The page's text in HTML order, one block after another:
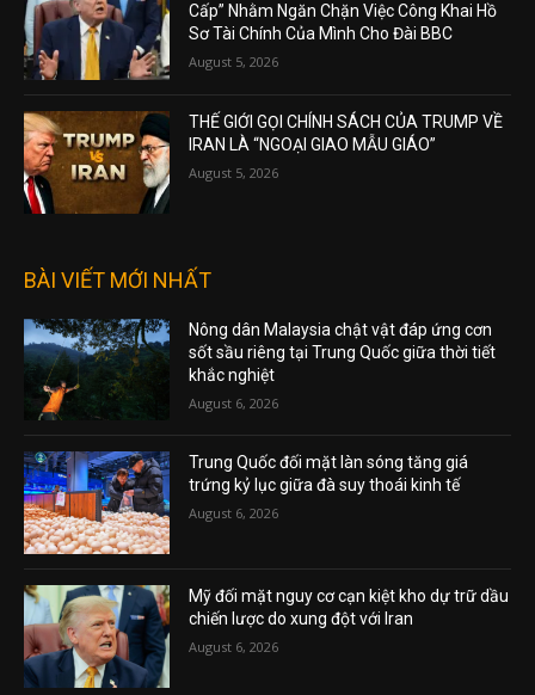
Cấp” Nhằm Ngăn Chặn Việc Công Khai Hồ
Sơ Tài Chính Của Mình Cho Đài BBC
August 5, 2026
THẾ GIỚI GỌI CHÍNH SÁCH CỦA TRUMP VỀ
IRAN LÀ “NGOẠI GIAO MẪU GIÁO”
August 5, 2026
BÀI VIẾT MỚI NHẤT
Nông dân Malaysia chật vật đáp ứng cơn
sốt sầu riêng tại Trung Quốc giữa thời tiết
khắc nghiệt
August 6, 2026
Trung Quốc đối mặt làn sóng tăng giá
trứng kỷ lục giữa đà suy thoái kinh tế
August 6, 2026
Mỹ đối mặt nguy cơ cạn kiệt kho dự trữ dầu
chiến lược do xung đột với Iran
August 6, 2026